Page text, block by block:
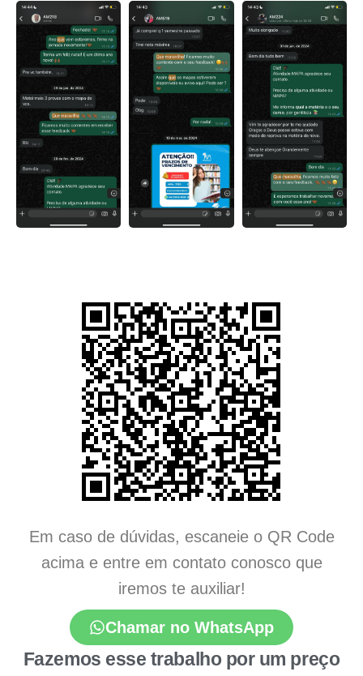
Em caso de dúvidas, escaneie o QR Code
acima e entre em contato conosco que
iremos te auxiliar!
Chamar no WhatsApp
Fazemos esse trabalho por um preço